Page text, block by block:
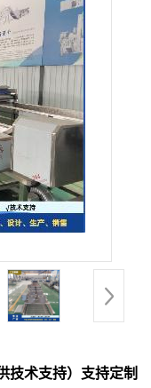
技术支持）支持定制